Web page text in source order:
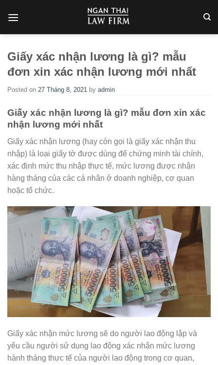
Giấy xác nhận lương là gì? mẫu
đơn xin xác nhận lương mới nhất
Posted on 27 Tháng 8, 2021 by admin
Giấy xác nhận lương là gì? mẫu đơn xin xác
nhận lương mới nhất
Giấy xác nhận lương (hay còn gọi là giấy xác nhận thu
nhập) là loại giấy tờ được dùng để chứng minh tài chính,
xác định mức thu nhập thực tế, mức lương được nhận
hàng tháng của các cá nhân ở doanh nghiệp, cơ quan
hoặc tổ chức.
Giấy xác nhận mức lương sẽ do người lao động lập và
yêu cầu người sử dụng lao động xác nhận mức lương
hành tháng thực tế của người lao động trong cơ quan,